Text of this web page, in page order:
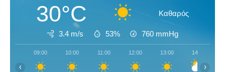
30°C Καθαρός
3.4 m/s 53% 760 mmHg
09:00 10:00 11:00 12:00 13:00 14:00
‹ ›